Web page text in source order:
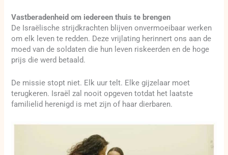
Vastberadenheid om iedereen thuis te brengen
De Israëlische strijdkrachten blijven onvermoeibaar werken
om elk leven te redden. Deze vrijlating herinnert ons aan de
moed van de soldaten die hun leven riskeerden en de hoge
prijs die werd betaald.
De missie stopt niet. Elk uur telt. Elke gijzelaar moet
terugkeren. Israël zal nooit opgeven totdat het laatste
familielid herenigd is met zijn of haar dierbaren.